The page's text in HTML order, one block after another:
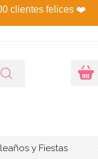
clientes felices ❤️
y Fiestas